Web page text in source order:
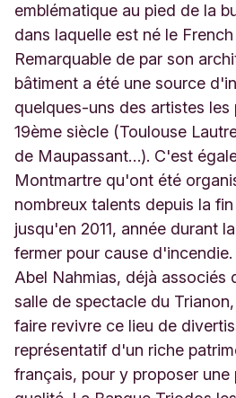
emblématique au pied de la
dans laquelle est né le
Remarquable de par son
bâtiment a été une source
quelques-uns des artistes les
19ème siècle (Toulouse
de Maupassant…). C'est
Montmartre qu'ont été
nombreux talents depuis la
jusqu'en 2011, année durant
fermer pour cause
Abel Nahmias, déjà associés
salle de spectacle du
faire revivre ce lieu de
représentatif d'un riche
français, pour y proposer